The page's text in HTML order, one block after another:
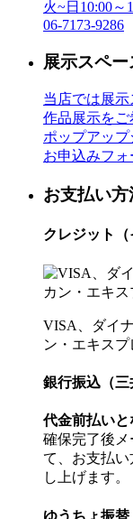
火~日10:00～
06-7173-9286
展示スペ
当店では展示
作品展示をご
ポップアップ
お申込みフ
お支払い方
クレジット（
VISA、ダイ
ン・エキスプ
銀行振込（三
代金前払いと
確保完了後
て、お支払
し上げます。
ゆうちょ振替